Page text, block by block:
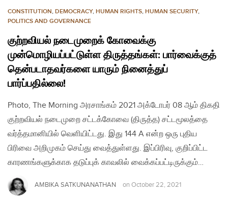
CONSTITUTION, DEMOCRACY, HUMAN RIGHTS, HUMAN SECURITY,
POLITICS AND GOVERNANCE
குற்றவியல் நடைமுறைக் கோவைக்கு
முன்மொழியப்பட்டுள்ள திருத்தங்கள்: பார்வைக்குத்
தென்படாதவர்களை யாரும் நினைத்துப்
பார்ப்பதில்லை!
Photo, The Morning அரசாங்கம் 2021 அக்டோபர் 08 ஆம் திகதி
குற்றவியல் நடைமுறை சட்டக்கோவை (திருத்த) சட்டமூலத்தை
வர்த்தமானியில் வெளியிட்டது. இது 144 A என்ற ஒரு புதிய
பிரிவை அறிமுகம் செய்து வைத்துள்ளது. இப்பிரிவு, குறிப்பிட்ட
காரணங்களுக்காக தடுப்புக் காவலில் வைக்கப்பட்டிருக்கும்…
AMBIKA SATKUNANATHAN on October 22, 2021